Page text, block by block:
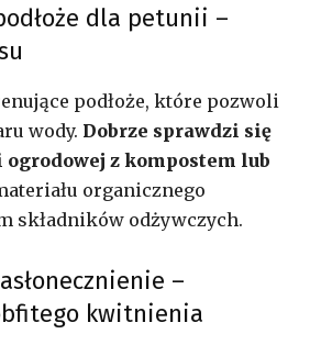
dla petunii –
podłoże, które pozwoli
wody. Dobrze sprawdzi się
z kompostem lub
organicznego
składników odżywczych.
–
kwitnienia